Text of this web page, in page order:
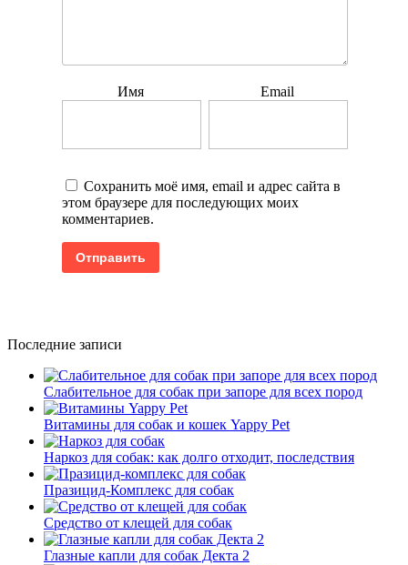
Имя Email
Сохранить моё имя, email и адрес сайта в
этом браузере для последующих моих
комментариев.
Последние записи
Слабительное для собак при запоре для всех пород
Витамины для собак и кошек Yappy Pet
Наркоз для собак: как долго отходит, последствия
Празицид-Комплекс для собак
Средство от клещей для собак
Глазные капли для собак Декта 2